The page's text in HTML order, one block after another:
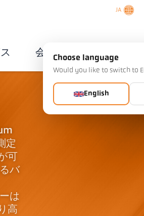
JA
会社概要
定
可
バ
は
高
Choose language
Would you like to switch to
English